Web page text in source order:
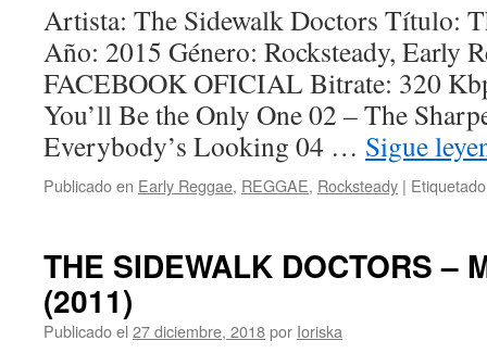
Artista: The Sidewalk Doctors Título:
Año: 2015 Género: Rocksteady, Early
FACEBOOK OFICIAL Bitrate: 320
You’ll Be the Only One 02 – The
Everybody’s Looking 04 … Sigue
Publicado en Early Reggae, REGGAE, Rocksteady | Etiquetado
THE SIDEWALK DOCTORS –
(2011)
Publicado el 27 diciembre, 2018por Ioriska